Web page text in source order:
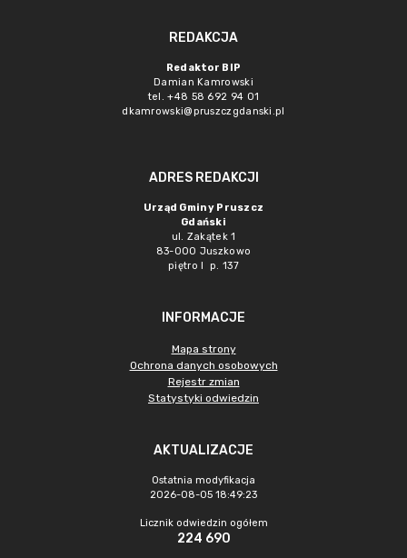
REDAKCJA
Redaktor BIP
Damian Kamrowski
tel. +48 58 692 94 01
dkamrowski@pruszczgdanski.pl
ADRES REDAKCJI
Urząd Gminy Pruszcz
Gdański
ul. Zakątek 1
83-000 Juszkowo
piętro I p. 137
INFORMACJE
Mapa strony
Ochrona danych osobowych
Rejestr zmian
Statystyki odwiedzin
AKTUALIZACJE
Ostatnia modyfikacja
2026-08-05 18:49:23
Licznik odwiedzin ogółem
224 690